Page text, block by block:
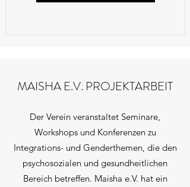
MAISHA E.V. PROJEKTARBEIT
Der Verein veranstaltet Seminare,
Workshops und Konferenzen zu
Integrations- und Genderthemen, die den
psychosozialen und gesundheitlichen
Bereich betreffen. Maisha e.V. hat ein